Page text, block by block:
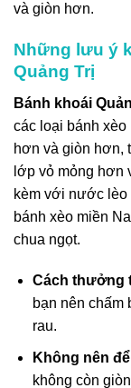
và giòn hơn.
Những lưu ý
Quảng Trị
Bánh khoái
các loại bánh
hơn và giòn hơn,
lớp vỏ mỏng hơn
kèm với nước lèo
bánh xèo miền
chua ngọt.
Cách thưởng
bạn nên chấm
rau.
Không nên
không còn